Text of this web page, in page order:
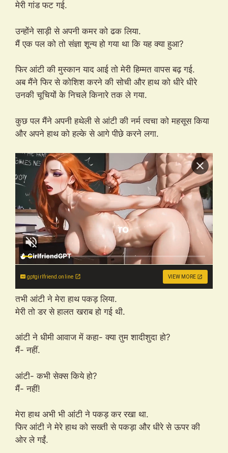
मेरी गांड फट गई.
उन्होंने साड़ी से अपनी कमर को ढक लिया.
मैं एक पल को तो संज्ञा शून्य हो गया था कि यह क्या हुआ?
फिर आंटी की मुस्कान याद आई तो मेरी हिम्मत वापस बढ़ गई.
अब मैंने फिर से कोशिश करने की सोची और हाथ को धीरे धीरे
उनकी चूचियों के निचले किनारे तक ले गया.
कुछ पल मैंने अपनी हथेली से आंटी की नर्म त्वचा को महसूस किया
और अपने हाथ को हल्के से आगे पीछे करने लगा.
gptgirlfriend.online VIEW MORE
तभी आंटी ने मेरा हाथ पकड़ लिया.
मेरी तो डर से हालत खराब हो गई थी.
आंटी ने धीमी आवाज में कहा- क्या तुम शादीशुदा हो?
मैं- नहीं.
आंटी- कभी सेक्स किये हो?
मैं- नहीं!
मेरा हाथ अभी भी आंटी ने पकड़ कर रखा था.
फिर आंटी ने मेरे हाथ को सख्ती से पकड़ा और धीरे से ऊपर की
ओर ले गईं.